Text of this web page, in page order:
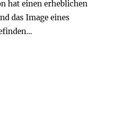
hat einen erheblichen
das Image eines